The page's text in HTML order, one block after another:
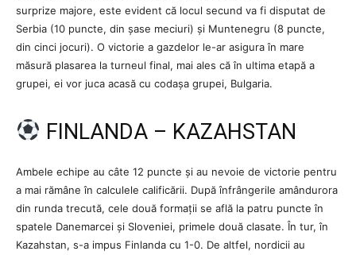
surprize majore, este evident că locul secund va fi disputat de
Serbia (10 puncte, din șase meciuri) și Muntenegru (8 puncte,
din cinci jocuri). O victorie a gazdelor le-ar asigura în mare
măsură plasarea la turneul final, mai ales că în ultima etapă a
grupei, ei vor juca acasă cu codașa grupei, Bulgaria.
FINLANDA – KAZAHSTAN
Ambele echipe au câte 12 puncte și au nevoie de victorie pentru
a mai rămâne în calculele calificării. După înfrângerile amândurora
din runda trecută, cele două formații se află la patru puncte în
spatele Danemarcei și Sloveniei, primele două clasate. În tur, în
Kazahstan, s-a impus Finlanda cu 1-0. De altfel, nordicii au